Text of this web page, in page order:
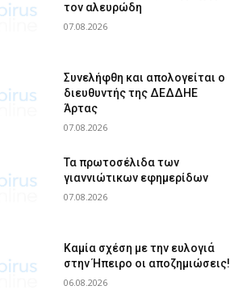
τον αλευρώδη
07.08.2026
Συνελήφθη και απολογείται ο
διευθυντής της ΔΕΔΔΗΕ
Άρτας
07.08.2026
Τα πρωτοσέλιδα των
γιαννιώτικων εφημερίδων
07.08.2026
Καμία σχέση με την ευλογιά
στην Ήπειρο οι αποζημιώσεις!
06.08.2026